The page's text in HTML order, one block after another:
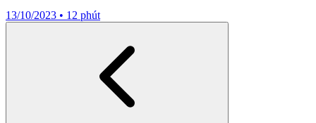
13/10/2023 • 12 phút